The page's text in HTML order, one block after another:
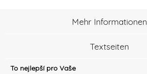
To nejlepší pro Vaše
Mehr Informationen
Textseiten